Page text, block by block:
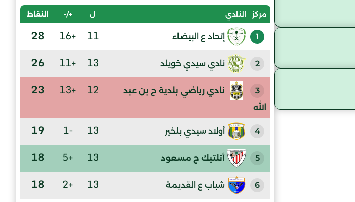
مركز النادي ل +/- النقاط
1 إتحاد ع البيضاء 11
+16
28
2 نادي سيدي خويلد 13
+11
26
3
نادي رياضي بلدية ح بن عبد
الله
12
+13
23
4 أولاد سيدي بلخير 13
-1
19
5 أتلتيك ح مسعود 13
+5
18
6 شباب ع القديمة 13
+2
18